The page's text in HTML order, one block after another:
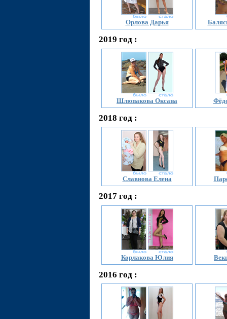
Орлова Дарья
2019 год :
Шлюпакова Оксана
2018 год :
Славнова Елена
2017 год :
Корлакова Юлия
2016 год :